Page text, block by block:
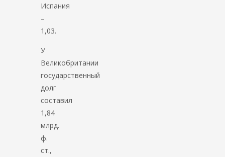
Испания
–
1,03.
У
Великобритании
государственный
долг
составил
1,84
млрд.
ф.
ст.,